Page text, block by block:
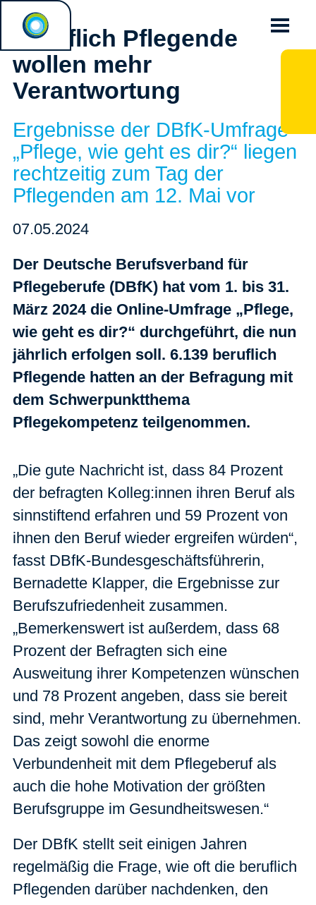
Beruflich Pflegende
wollen mehr
Verantwortung
Ergebnisse der DBfK-Umfrage
„Pflege, wie geht es dir?“ liegen
rechtzeitig zum Tag der
Pflegenden am 12. Mai vor
07.05.2024
Der Deutsche Berufsverband für
Pflegeberufe (DBfK) hat vom 1. bis 31.
März 2024 die Online-Umfrage „Pflege,
wie geht es dir?“ durchgeführt, die nun
jährlich erfolgen soll. 6.139 beruflich
Pflegende hatten an der Befragung mit
dem Schwerpunktthema
Pflegekompetenz teilgenommen.
„Die gute Nachricht ist, dass 84 Prozent
der befragten Kolleg:innen ihren Beruf als
sinnstiftend erfahren und 59 Prozent von
ihnen den Beruf wieder ergreifen würden“,
fasst DBfK-Bundesgeschäftsführerin,
Bernadette Klapper, die Ergebnisse zur
Berufszufriedenheit zusammen.
„Bemerkenswert ist außerdem, dass 68
Prozent der Befragten sich eine
Ausweitung ihrer Kompetenzen wünschen
und 78 Prozent angeben, dass sie bereit
sind, mehr Verantwortung zu übernehmen.
Das zeigt sowohl die enorme
Verbundenheit mit dem Pflegeberuf als
auch die hohe Motivation der größten
Berufsgruppe im Gesundheitswesen.“
Der DBfK stellt seit einigen Jahren
regelmäßig die Frage, wie oft die beruflich
Pflegenden darüber nachdenken, den